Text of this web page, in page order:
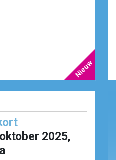
2025,